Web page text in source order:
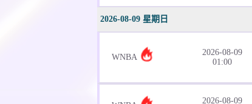
2026-08-09 星期日
WNBA
2026-08-09
01:00
2026-08-09